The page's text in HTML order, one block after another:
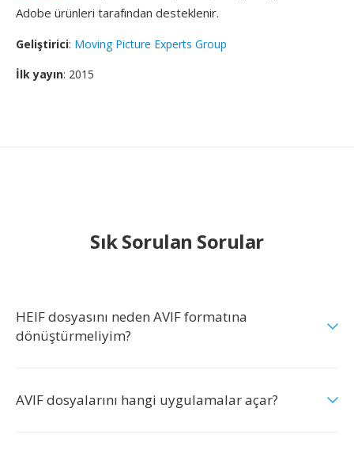
Adobe ürünleri tarafından desteklenir.
Geliştirici: Moving Picture Experts Group
İlk yayın: 2015
Sık Sorulan Sorular
HEIF dosyasını neden AVIF formatına
dönüştürmeliyim?
AVIF dosyalarını hangi uygulamalar açar?